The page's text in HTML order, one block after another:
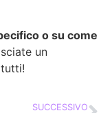
o su come
un
SUCCESSIVO